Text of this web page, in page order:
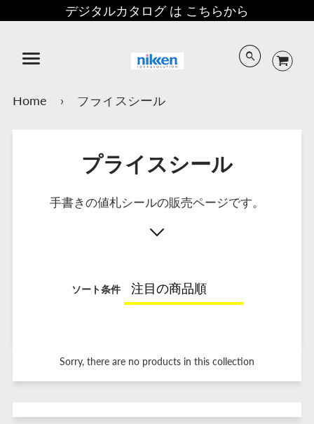
デジタルカタログ は こちらから
Home › プライスシール
プライスシール
手書きの値札シールの販売ページです。
ソート条件
Sorry, there are no products in this collection